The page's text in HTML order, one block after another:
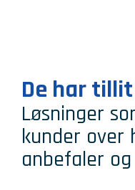
De har
Løsninger
kunder over
anbefaler